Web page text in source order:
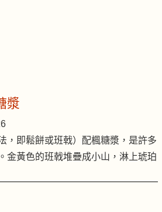
漿
，即鬆餅或班戟）配楓糖漿，是許多
金黃色的班戟堆疊成小山，淋上琥珀